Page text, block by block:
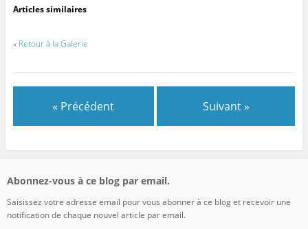
Articles similaires
« Retour à la Galerie
« Précédent Suivant »
Abonnez-vous à ce blog par email.
Saisissez votre adresse email pour vous abonner à ce blog et recevoir une
notification de chaque nouvel article par email.